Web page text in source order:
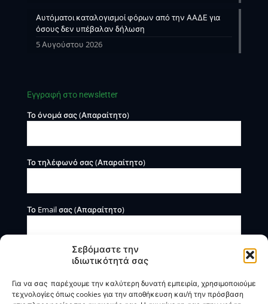
Σεβόμαστε την
ιδιωτικότητά σας
Για να σας παρέχουμε την καλύτερη δυνατή εμπειρία, χρησιμοποιούμε
τεχνολογίες όπως cookies για την αποθήκευση και/ή την πρόσβαση
Αυτόματοι καταλογισμοί φόρων από την ΑΑΔΕ για
όσους δεν υπέβαλαν δήλωση
5 Αυγούστου 2026
Εγγραφή στο newsletter
Το όνομά σας (Απαραίτητο)
Το τηλέφωνό σας (Απαραίτητο)
Το Email σας (Απαραίτητο)